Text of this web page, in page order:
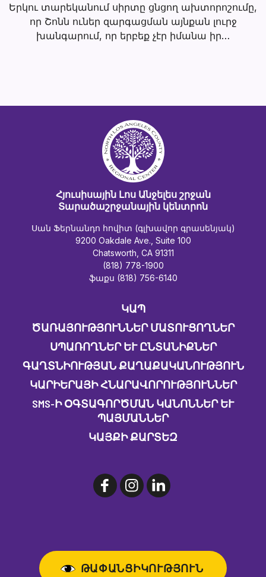
Երկու տարեկանում սիրտը ցնցող ախտորոշումը,
որ Շոնն ուներ զարգացման այնքան լուրջ
խանգարում, որ երբեք չէր իմանա իր…
Հյուսիսային Լոս Անջելես շրջան
Տարածաշրջանային կենտրոն
Սան Ֆերնանդո հովիտ (գլխավոր գրասենյակ)
9200 Oakdale Ave., Suite 100
Chatsworth, CA 91311
(818) 778-1900
ֆաքս (818) 756-6140
ԿԱՊ
ԾԱՌԱՅՈՒԹՅՈՒՆՆԵՐ ՄԱՏՈՒՑՈՂՆԵՐ
ՍՊԱՌՈՂՆԵՐ ԵՒ ԸՆՏԱՆԻՔՆԵՐ
ԳԱՂՏՆԻՈՒԹՅԱՆ ՔԱՂԱՔԱԿԱՆՈՒԹՅՈՒՆ
ԿԱՐԻԵՐԱՅԻ ՀՆԱՐԱՎՈՐՈՒԹՅՈՒՆՆԵՐ
SMS-Ի ՕԳՏԱԳՈՐԾՄԱՆ ԿԱՆՈՆՆԵՐ ԵՒ Պ
ԱՅՄԱՆՆԵՐ
ԿԱՅՔԻ ՔԱՐՏԵԶ
ԹԱՓԱՆՑԻԿՈՒԹՅՈՒՆ